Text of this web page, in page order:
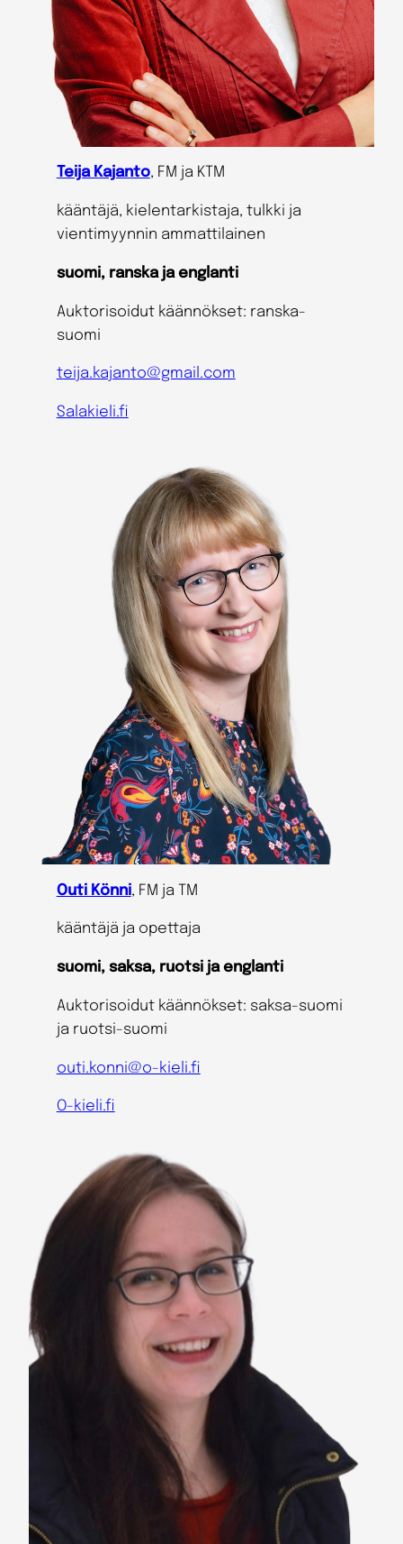
Teija Kajanto, FM ja KTM
kääntäjä, kielentarkistaja, tulkki ja
vientimyynnin ammattilainen
suomi, ranska ja englanti
Auktorisoidut käännökset: ranska-
suomi
teija.kajanto@gmail.com
Salakieli.fi
Outi Könni, FM ja TM
kääntäjä ja opettaja
suomi, saksa, ruotsi ja englanti
Auktorisoidut käännökset: saksa-suomi
ja ruotsi-suomi
outi.konni@o-kieli.fi
O-kieli.fi